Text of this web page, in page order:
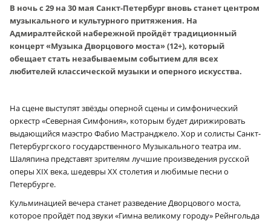
В ночь с 29 на 30 мая Санкт-Петербург вновь станет центром
музыкального и культурного притяжения. На
Адмиралтейской набережной пройдёт традиционный
концерт «Музыка Дворцового моста» (12+), который
обещает стать незабываемым событием для всех
любителей классической музыки и оперного искусства.
На сцене выступят звёзды оперной сцены и симфонический
оркестр «Северная Симфония», которым будет дирижировать
выдающийся маэстро Фабио Мастранджело. Хор и солисты Санкт-
Петербургского государственного Музыкального театра им.
Шаляпина представят зрителям лучшие произведения русской
оперы XIX века, шедевры XX столетия и любимые песни о
Петербурге.
Кульминацией вечера станет разведение Дворцового моста,
которое пройдёт под звуки «Гимна великому городу» Рейнгольда